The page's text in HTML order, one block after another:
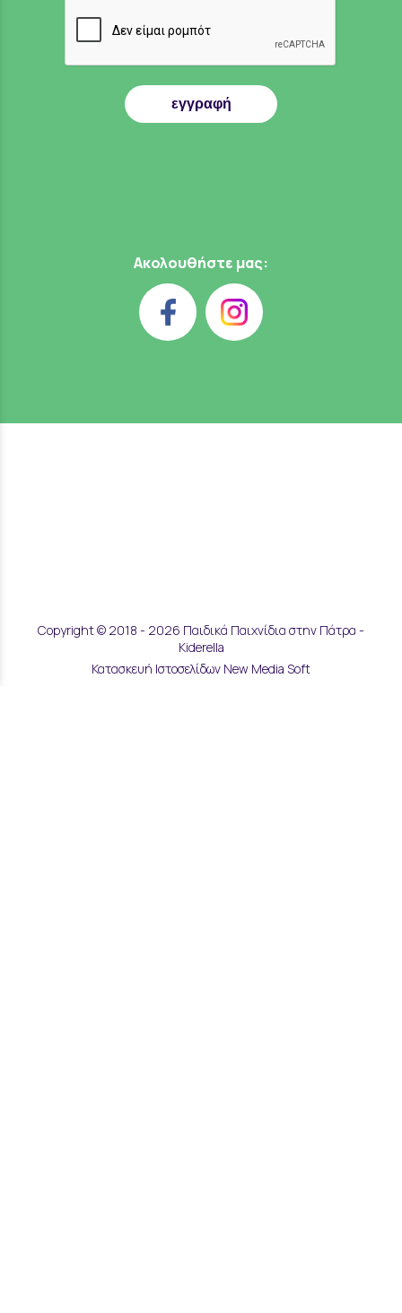
εγγραφή
Ακολουθήστε μας:
Copyright © 2018 - 2026 Παιδικά Παιχνίδια στην Πάτρα -
Kiderella
Κατασκευή Ιστοσελίδων New Media Soft